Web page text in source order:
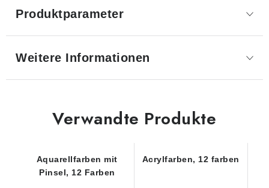
Produktparameter
Weitere Informationen
Verwandte Produkte
Aquarellfarben mit
Pinsel, 12 Farben
Acrylfarben, 12 farben